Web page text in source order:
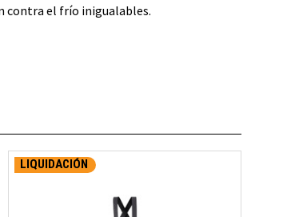
contra el frío inigualables.
LIQUIDACIÓN